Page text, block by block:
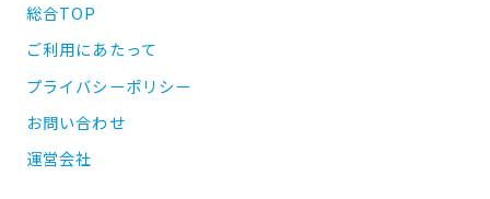
総合TOP
ご利用にあたって
プライバシーポリシー
お問い合わせ
運営会社